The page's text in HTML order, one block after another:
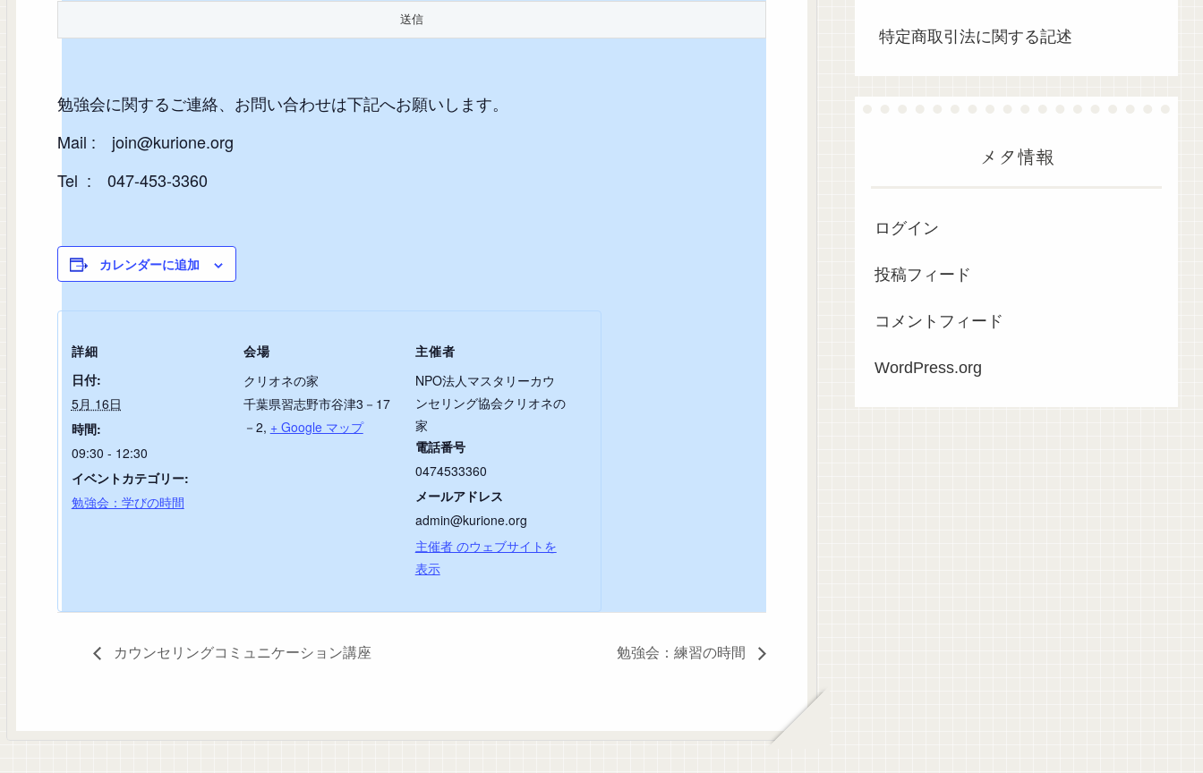
勉強会に関するご連絡、お問い合わせは下記へお願いします。
Mail : join@kurione.org
Tel : 047-453-3360
カレンダーに追加
詳細
日付:
5月 16日
時間:
09:30 - 12:30
イベントカテゴリー:
勉強会：学びの時間
会場
クリオネの家
千葉県習志野市谷津3－17
－2, + Google マップ
主催者
NPO法人マスタリーカウ
ンセリング協会クリオネの
家
電話番号
0474533360
メールアドレス
admin@kurione.org
主催者 のウェブサイトを
表示
カウンセリングコミュニケーション講座 勉強会：練習の時間
特定商取引法に関する記述
メタ情報
ログイン
投稿フィード
コメントフィード
WordPress.org